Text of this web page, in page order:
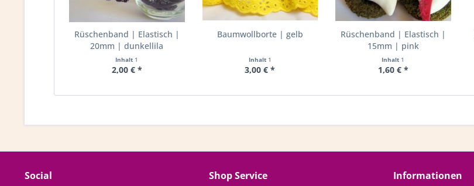
Rüschenband | Elastisch |
20mm | dunkellila
Inhalt 1
2,00 € *
Baumwollborte | gelb
Inhalt 1
3,00 € *
Rüschenband | Elastisch |
15mm | pink
Inhalt 1
1,60 € *
Social Shop Service Informationen